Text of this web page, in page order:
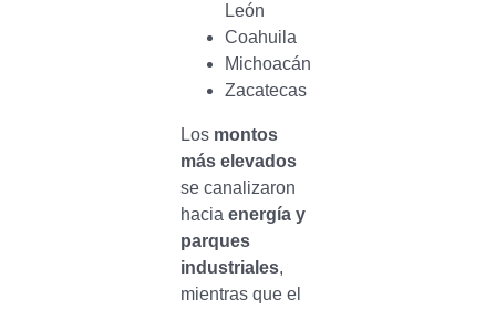
León
Coahuila
Michoacán
Zacatecas
Los montos
más elevados
se canalizaron
hacia energía y
parques
industriales,
mientras que el